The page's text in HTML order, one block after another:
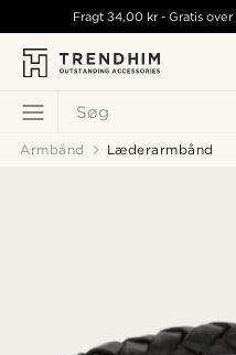
Søg
Fragt34,00 kr - Gratis over
Armbånd Læderarmbånd